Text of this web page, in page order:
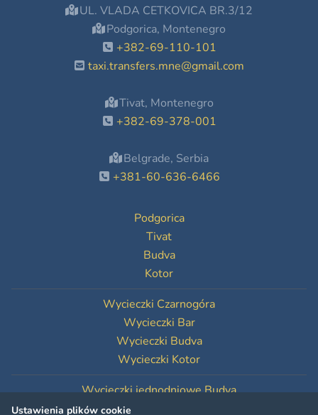
UL. VLADA CETKOVICA BR.3/12
Podgorica, Montenegro
+382-69-110-101
taxi.transfers.mne@gmail.com
Tivat, Montenegro
+382-69-378-001
Belgrade, Serbia
+381-60-636-6466
Podgorica
Tivat
Budva
Kotor
Wycieczki Czarnogóra
Wycieczki Bar
Wycieczki Budva
Wycieczki Kotor
Wycieczki jednodniowe Budva
Wycieczki jednodniowe Kotor
Ustawienia plików cookie